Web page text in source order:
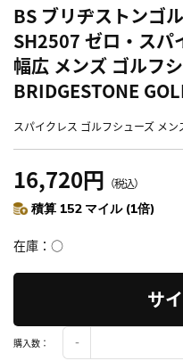
BS ブリヂストンゴ
SH2507 ゼロ・スパ
幅広 メンズ ゴルフ
BRIDGESTONE
スパイクレス ゴルフシューズ メ
16,720円 （税込）
積算 152 マイル (1倍)
在庫 ○
サ
購入数：